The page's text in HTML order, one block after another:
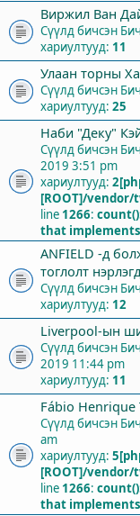
Виржил Ван
Сүүлд бичсэн
хариултууд: 11
Улаан торны
Сүүлд бичсэн
хариултууд: 25
Наби "Деку"
Сүүлд бичсэн
2019 3:51 pm
хариултууд: 2
[ROOT]/
line 1266:
that
ANFIELD -д
тоглолт
Сүүлд бичсэн
хариултууд: 12
Liverpool-ын
Сүүлд бичсэн
2019 11:44 pm
хариултууд: 11
Fábio Henrique
Сүүлд бичсэн
am
хариултууд: 5
[ROOT]/
line 1266:
that